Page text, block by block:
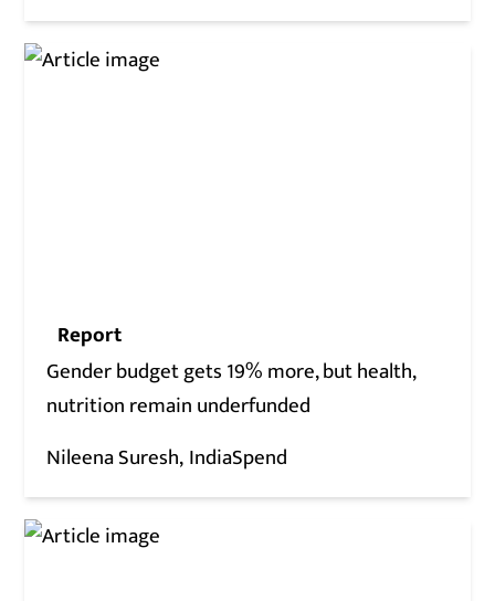
Report
Gender budget gets 19% more, but health,
nutrition remain underfunded
Nileena Suresh IndiaSpend